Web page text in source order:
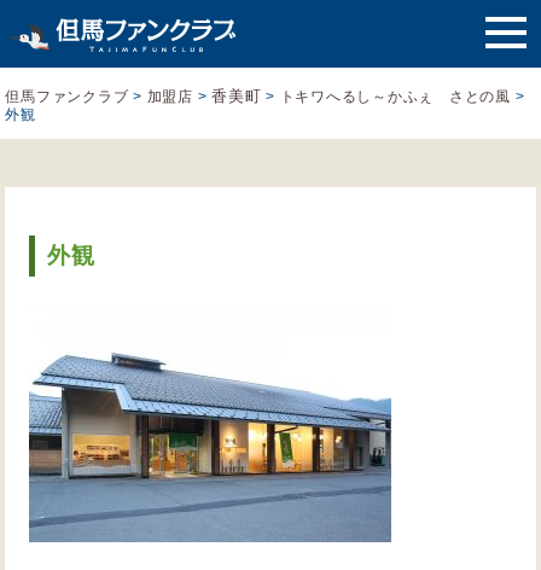
但馬ファンクラブ > 加盟店 >香美町 > トキワへるし～かふぇ さとの風 >
外観
外観